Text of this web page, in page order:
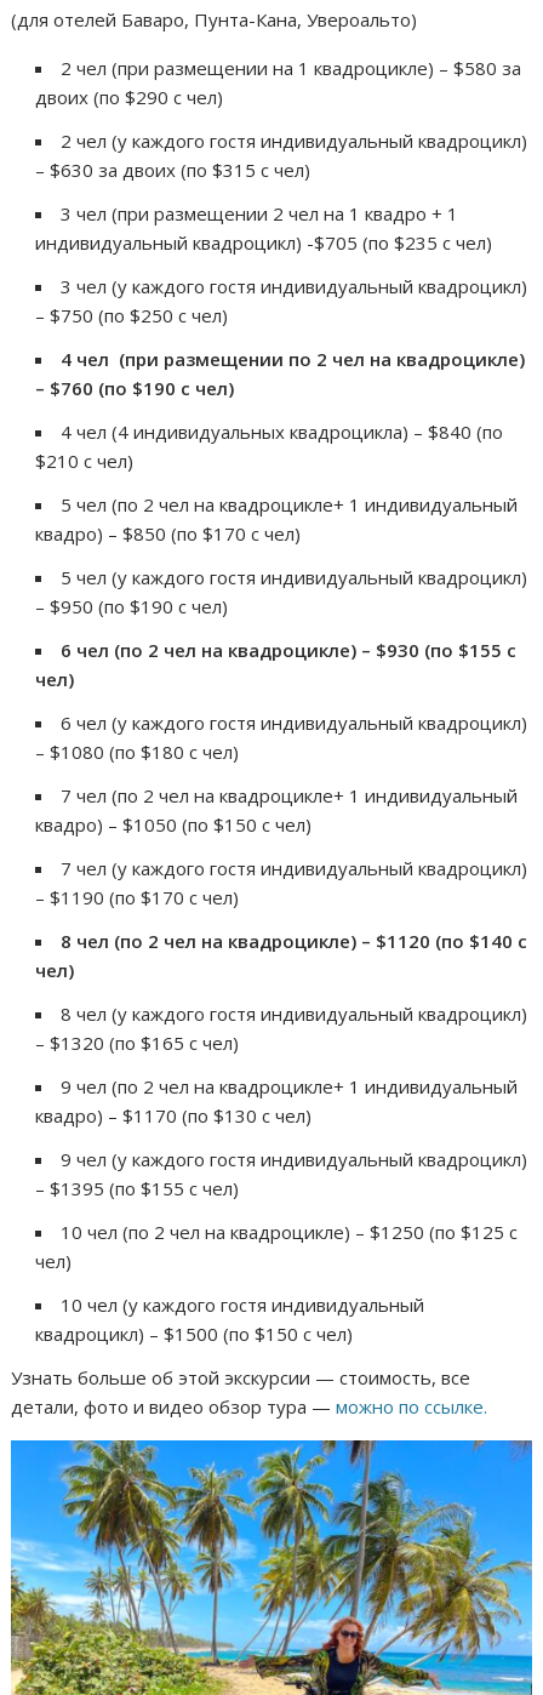
(для отелей Баваро, Пунта-Кана, Увероальто)
2 чел (при размещении на 1 квадроцикле) – $580 за
двоих (по $290 с чел)
2 чел (у каждого гостя индивидуальный квадроцикл)
– $630 за двоих (по $315 с чел)
3 чел (при размещении 2 чел на 1 квадро + 1
индивидуальный квадроцикл) -$705 (по $235 с чел)
3 чел (у каждого гостя индивидуальный квадроцикл)
– $750 (по $250 с чел)
4 чел (при размещении по 2 чел на квадроцикле)
– $760 (по $190 с чел)
4 чел (4 индивидуальных квадроцикла) – $840 (по
$210 с чел)
5 чел (по 2 чел на квадроцикле+ 1 индивидуальный
квадро) – $850 (по $170 с чел)
5 чел (у каждого гостя индивидуальный квадроцикл)
– $950 (по $190 с чел)
6 чел (по 2 чел на квадроцикле) – $930 (по $155 с
чел)
6 чел (у каждого гостя индивидуальный квадроцикл)
– $1080 (по $180 с чел)
7 чел (по 2 чел на квадроцикле+ 1 индивидуальный
квадро) – $1050 (по $150 с чел)
7 чел (у каждого гостя индивидуальный квадроцикл)
– $1190 (по $170 с чел)
8 чел (по 2 чел на квадроцикле) – $1120 (по $140 с
чел)
8 чел (у каждого гостя индивидуальный квадроцикл)
– $1320 (по $165 с чел)
9 чел (по 2 чел на квадроцикле+ 1 индивидуальный
квадро) – $1170 (по $130 с чел)
9 чел (у каждого гостя индивидуальный квадроцикл)
– $1395 (по $155 с чел)
10 чел (по 2 чел на квадроцикле) – $1250 (по $125 с
чел)
10 чел (у каждого гостя индивидуальный
квадроцикл) – $1500 (по $150 с чел)
Узнать больше об этой экскурсии — стоимость, все
детали, фото и видео обзор тура —можно по ссылке.